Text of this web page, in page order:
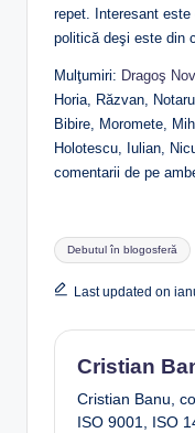
repet. Interesant
politică deşi este din
Mulţumiri: Dragoş
Horia, Răzvan,
Bibire, Moromete,
Holotescu, Iulian,
comentarii de pe
Tags:
Debutul în blogosferă
Last updated on
Cristian
Cristian Banu,
ISO 9001, ISO